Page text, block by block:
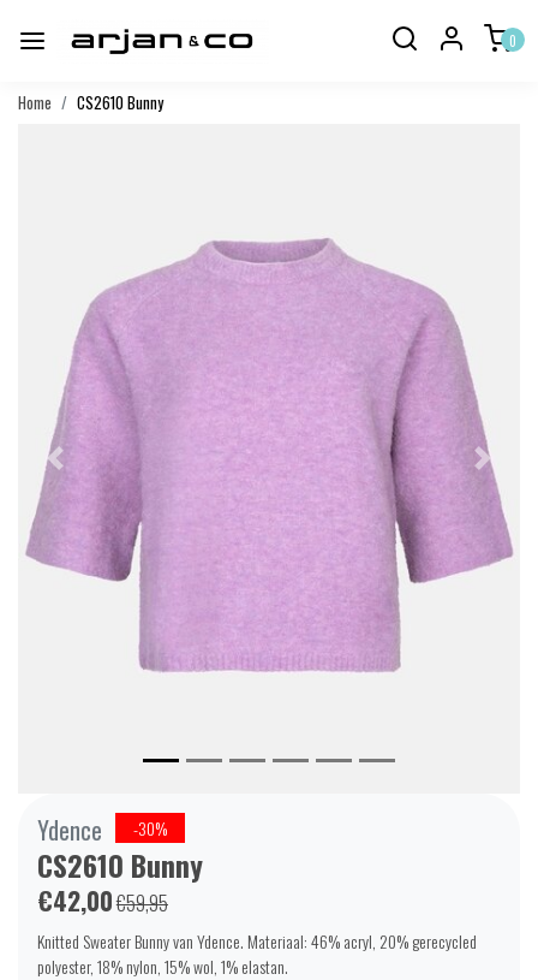
0
Home CS2610 Bunny
Vorige
Ydence -30%
CS2610 Bunny
€42,00€59,95
Knitted Sweater Bunny van Ydence. Materiaal: 46% acryl, 20% gerecycled
polyester, 18% nylon, 15% wol, 1% elastan.